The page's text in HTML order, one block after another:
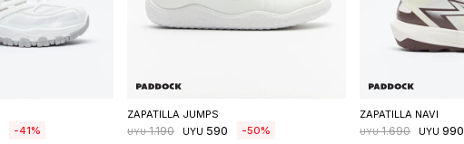
41
ZAPATILLA JUMPS
UYU 1.190 UYU 590 50
ZAPATILLA NAVI
UYU 1.690 UYU 990